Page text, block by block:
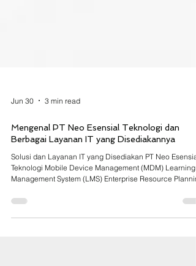
Jun 30 3 min read
Mengenal PT Neo Esensial Teknologi dan
Berbagai Layanan IT yang Disediakannya
Teknologi Mobile Device Management (MDM) Learning
Management System (LMS) Enterprise Resource